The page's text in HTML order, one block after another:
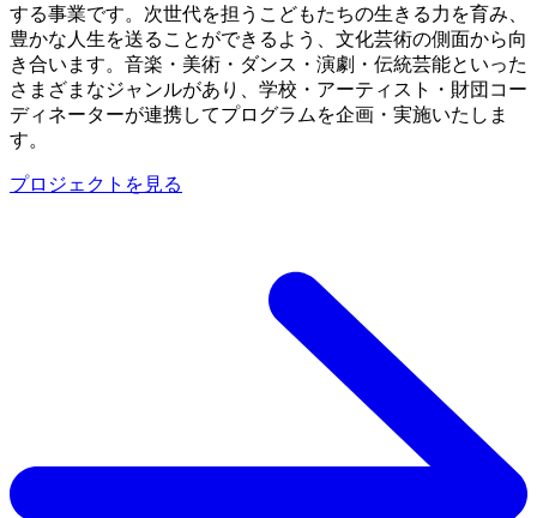
する事業です。次世代を担うこどもたちの生きる力を育み、
豊かな人生を送ることができるよう、文化芸術の側面から向
き合います。音楽・美術・ダンス・演劇・伝統芸能といった
さまざまなジャンルがあり、学校・アーティスト・財団コー
ディネーターが連携してプログラムを企画・実施いたしま
す。
プロジェクトを見る